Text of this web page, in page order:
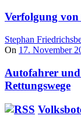
Verfolgung
Stephan
On 17. November
Autofahrer
Rettungswege